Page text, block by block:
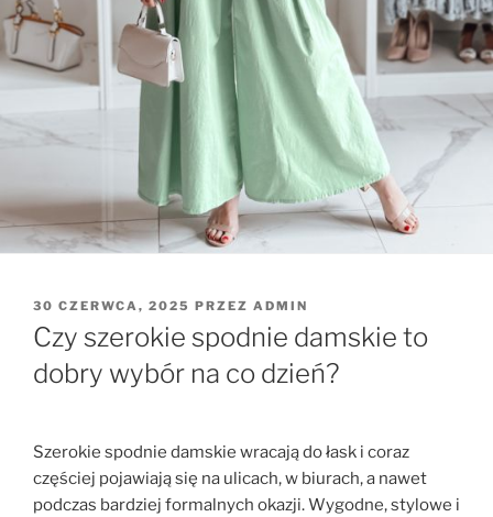
OPUBLIKOWANE
W
30 CZERWCA, 2025 PRZEZ ADMIN
Czy szerokie spodnie damskie to
dobry wybór na co dzień?
Szerokie spodnie damskie wracają do łask i coraz
częściej pojawiają się na ulicach, w biurach, a nawet
podczas bardziej formalnych okazji. Wygodne, stylowe i